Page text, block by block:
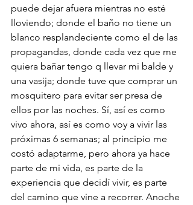
puede dejar afuera mientras no esté
lloviendo; donde el baño no tiene un
blanco resplandeciente como el de las
propagandas, donde cada vez que me
quiera bañar tengo q llevar mi balde y
una vasija; donde tuve que comprar un
mosquitero para evitar ser presa de
ellos por las noches. Sí, así es como
vivo ahora, así es como voy a vivir las
próximas 6 semanas; al principio me
costó adaptarme, pero ahora ya hace
parte de mi vida, es parte de la
experiencia que decidí vivir, es parte
del camino que vine a recorrer. Anoche